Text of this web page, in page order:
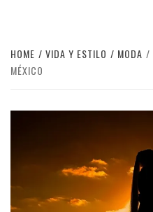
HOME VIDA Y ESTILO MODA
MÉXICO